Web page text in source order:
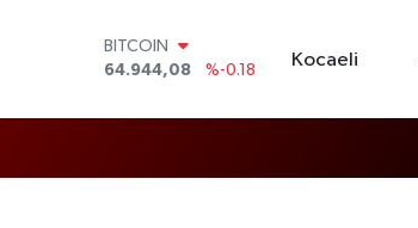
DOLAR
47,7436
%0.18
55,2510
%0.32
Kocaeli